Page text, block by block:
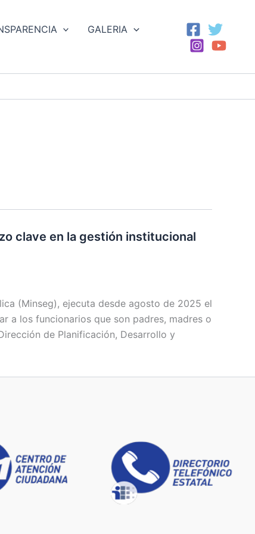
GALERIA
clave en la gestión institucional
(Minseg), ejecuta desde agosto de 2025 el
a los funcionarios que son padres, madres o
de Planificación, Desarrollo y